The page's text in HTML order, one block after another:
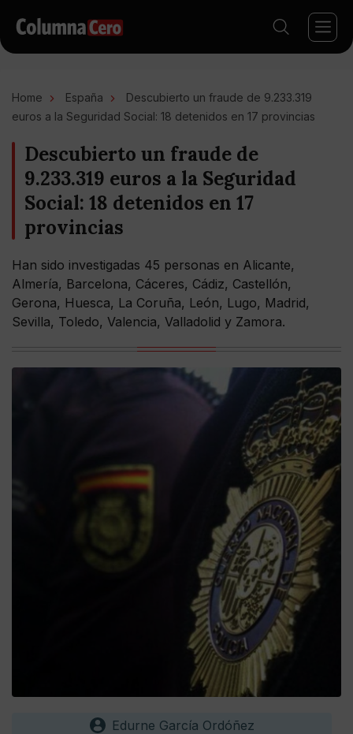
Home España
Descubierto un fraude de 9.233.319
euros a la Seguridad Social: 18 detenidos en 17 provincias
Descubierto un fraude de
9.233.319 euros a la Seguridad
Social: 18 detenidos en 17
provincias
Han sido investigadas 45 personas en Alicante,
Almería, Barcelona, Cáceres, Cádiz, Castellón,
Gerona, Huesca, La Coruña, León, Lugo, Madrid,
Sevilla, Toledo, Valencia, Valladolid y Zamora.
Edurne García Ordóñez